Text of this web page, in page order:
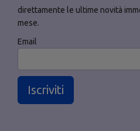
direttamente le ultime novità
mese.
Email
Iscriviti